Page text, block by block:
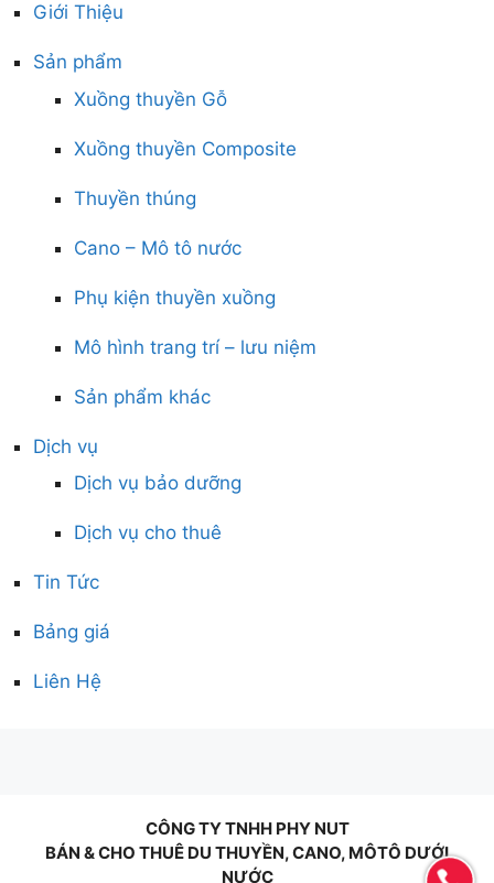
Giới Thiệu
Sản phẩm
Xuồng thuyền Gỗ
Xuồng thuyền Composite
Thuyền thúng
Cano – Mô tô nước
Phụ kiện thuyền xuồng
Mô hình trang trí – lưu niệm
Sản phẩm khác
Dịch vụ
Dịch vụ bảo dưỡng
Dịch vụ cho thuê
Tin Tức
Bảng giá
Liên Hệ
CÔNG TY TNHH PHY NUT
BÁN & CHO THUÊ DU THUYỀN, CANO, MÔTÔ DƯỚI
NƯỚC